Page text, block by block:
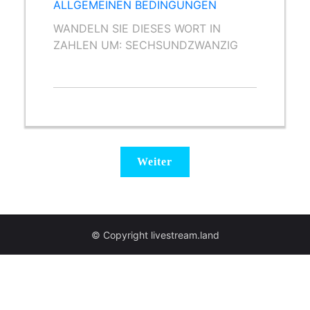
ALLGEMEINEN BEDINGUNGEN
WANDELN SIE DIESES WORT IN
ZAHLEN UM: SECHSUNDZWANZIG
© Copyright livestream.land